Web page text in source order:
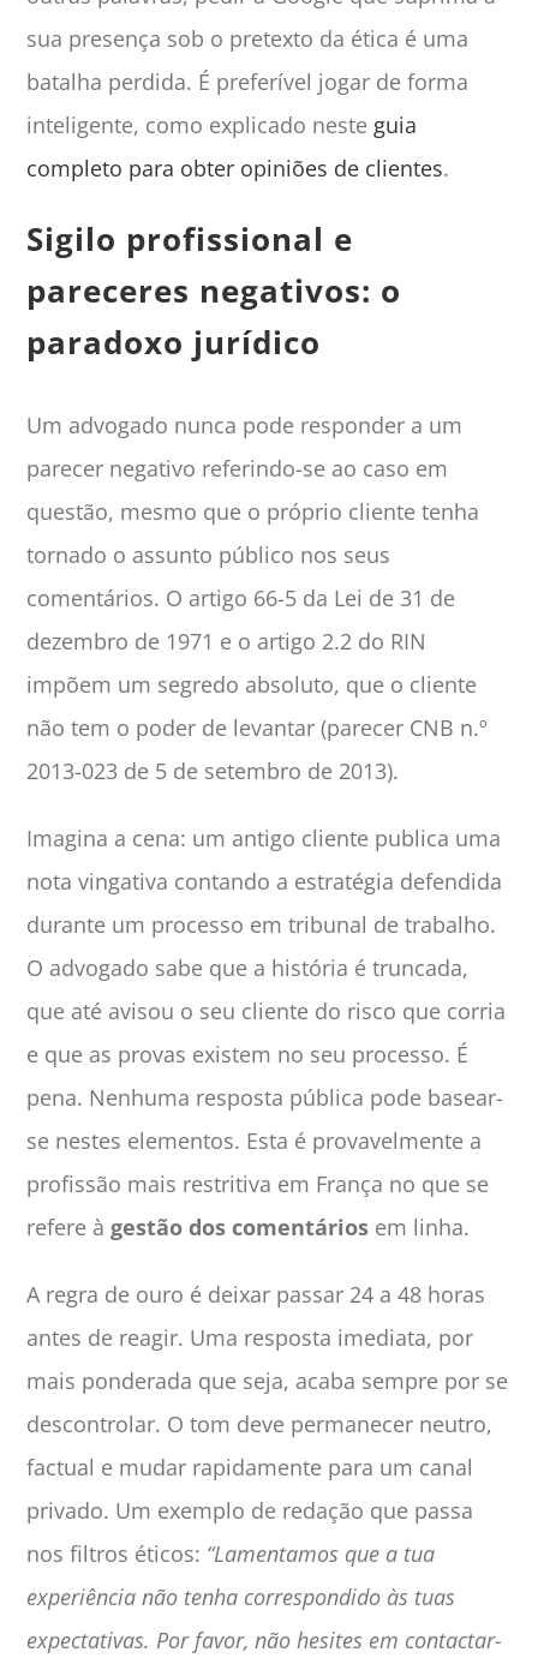
sua presença sob o pretexto da ética é uma
batalha perdida. É preferível jogar de forma
inteligente, como explicado neste guia
completo para obter opiniões de clientes.
Sigilo profissional e
pareceres negativos: o
paradoxo jurídico
Um advogado nunca pode responder a um
parecer negativo referindo-se ao caso em
questão, mesmo que o próprio cliente tenha
tornado o assunto público nos seus
comentários. O artigo 66-5 da Lei de 31 de
dezembro de 1971 e o artigo 2.2 do RIN
impõem um segredo absoluto, que o cliente
não tem o poder de levantar (parecer CNB n.º
2013-023 de 5 de setembro de 2013).
Imagina a cena: um antigo cliente publica uma
nota vingativa contando a estratégia defendida
durante um processo em tribunal de trabalho.
O advogado sabe que a história é truncada,
que até avisou o seu cliente do risco que corria
e que as provas existem no seu processo. É
pena. Nenhuma resposta pública pode basear-
se nestes elementos. Esta é provavelmente a
profissão mais restritiva em França no que se
refere àgestão dos comentários em linha.
A regra de ouro é deixar passar 24 a 48 horas
antes de reagir. Uma resposta imediata, por
mais ponderada que seja, acaba sempre por se
descontrolar. O tom deve permanecer neutro,
factual e mudar rapidamente para um canal
privado. Um exemplo de redação que passa
nos filtros éticos: “Lamentamos que a tua
experiência não tenha correspondido às tuas
expectativas. Por favor, não hesites em contactar-